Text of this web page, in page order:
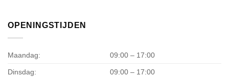
OPENINGSTIJDEN
Maandag: 09:00 – 17:00
Dinsdag: 09:00 – 17:00